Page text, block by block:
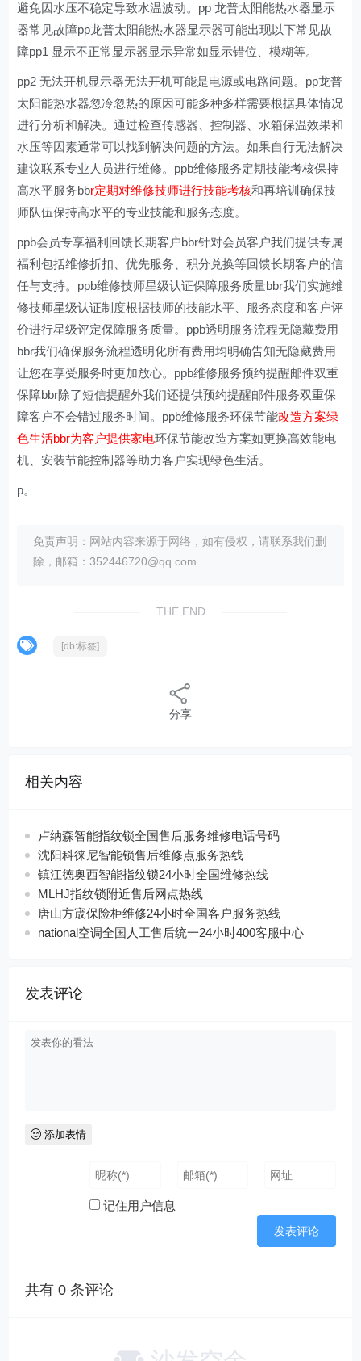
避免因水压不稳定导致水温波动。pp 龙普太阳能热水器显示
器常见故障pp龙普太阳能热水器显示器可能出现以下常见故
障pp1 显示不正常显示器显示异常如显示错位、模糊等。
pp2 无法开机显示器无法开机可能是电源或电路问题。pp龙普
太阳能热水器忽冷忽热的原因可能多种多样需要根据具体情况
进行分析和解决。通过检查传感器、控制器、水箱保温效果和
水压等因素通常可以找到解决问题的方法。如果自行无法解决
建议联系专业人员进行维修。ppb维修服务定期技能考核保持
高水平服务bbr定期对维修技师进行技能考核和再培训确保技
师队伍保持高水平的专业技能和服务态度。
ppb会员专享福利回馈长期客户bbr针对会员客户我们提供专属
福利包括维修折扣、优先服务、积分兑换等回馈长期客户的信
任与支持。ppb维修技师星级认证保障服务质量bbr我们实施维
修技师星级认证制度根据技师的技能水平、服务态度和客户评
价进行星级评定保障服务质量。ppb透明服务流程无隐藏费用
bbr我们确保服务流程透明化所有费用均明确告知无隐藏费用
让您在享受服务时更加放心。ppb维修服务预约提醒邮件双重
保障bbr除了短信提醒外我们还提供预约提醒邮件服务双重保
障客户不会错过服务时间。ppb维修服务环保节能改造方案绿
色生活bbr为客户提供家电环保节能改造方案如更换高效能电
机、安装节能控制器等助力客户实现绿色生活。
p。
免责声明：网站内容来源于网络，如有侵权，请联系我们删
除，邮箱：352446720@qq.com
THE END
[db:标签]
分享
相关内容
卢纳森智能指纹锁全国售后服务维修电话号码
沈阳科徕尼智能锁售后维修点服务热线
镇江德奥西智能指纹锁24小时全国维修热线
MLHJ指纹锁附近售后网点热线
唐山方宬保险柜维修24小时全国客户服务热线
national空调全国人工售后统一24小时400客服中心
发表评论
添加表情
记住用户信息
共有0 条评论